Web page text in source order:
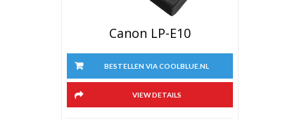
Canon LP-E10
BESTELLEN VIA COOLBLUE.NL
VIEW DETAILS